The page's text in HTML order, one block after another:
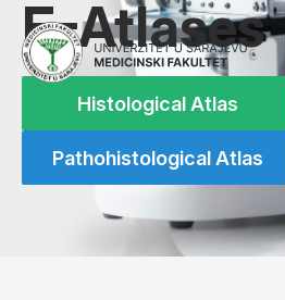
E-Atlases
Histological Atlas
Pathohistological Atlas